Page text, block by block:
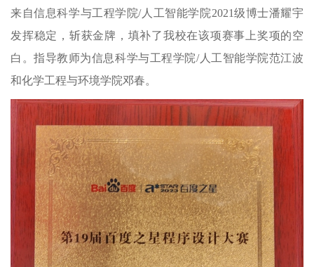
来自信息科学与工程学院/人工智能学院2021级博士潘耀宇
发挥稳定，斩获金牌，填补了我校在该项赛事上奖项的空
白。指导教师为信息科学与工程学院/人工智能学院范江波
和化学工程与环境学院邓春。